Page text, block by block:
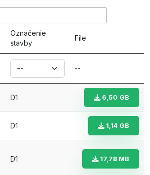
Označenie
stavby
File
--
D1 6,50 GB
D1 1,14 GB
D1 17,78 MB